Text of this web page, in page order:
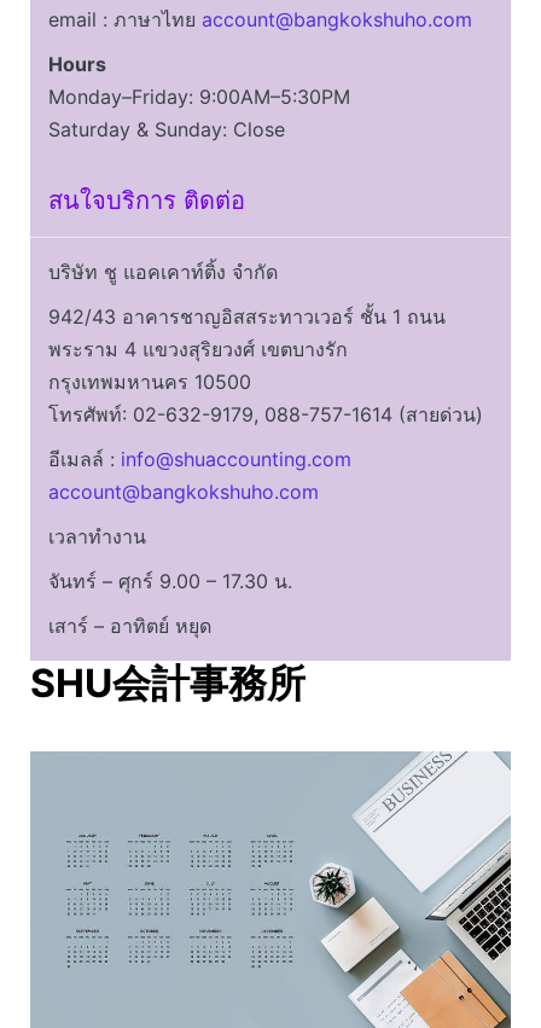
email : ภาษาไทย account@bangkokshuho.com
Hours
Monday–Friday: 9:00AM–5:30PM
Saturday & Sunday: Close
สนใจบริการ ติดต่อ
บริษัท ชู แอคเคาท์ติ้ง จำกัด
942/43 อาคารชาญอิสสระทาวเวอร์ ชั้น 1 ถนน
พระราม 4 แขวงสุริยวงศ์ เขตบางรัก
กรุงเทพมหานคร 10500
โทรศัพท์: 02-632-9179, 088-757-1614 (สายด่วน)
อีเมลล์ : info@shuaccounting.com
account@bangkokshuho.com
เวลาทำงาน
จันทร์ – ศุกร์ 9.00 – 17.30 น.
เสาร์ – อาทิตย์ หยุด
SHU会計事務所